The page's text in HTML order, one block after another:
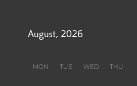
August, 2026
MON TUE WED THU